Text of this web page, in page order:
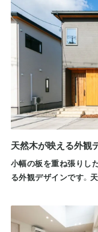
天然木が映える外観
小幅の板を重ね張りし
る外観デザインです。